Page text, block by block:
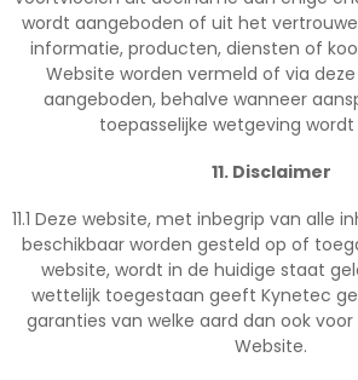
wordt aangeboden of uit het
informatie, producten, diensten of
Website worden vermeld of via
aangeboden, behalve wanneer
toepasselijke wetgeving
11. Disclaimer
11.1 Deze website, met inbegrip van alle
beschikbaar worden gesteld op of
website, wordt in de huidige staat
wettelijk toegestaan geeft Kynetec
garanties van welke aard dan ook
Website.